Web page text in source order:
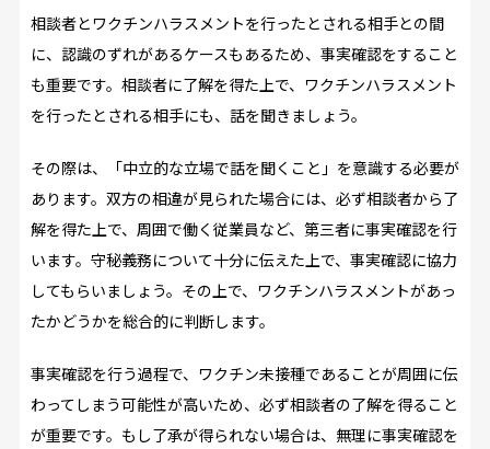
相談者とワクチンハラスメントを行ったとされる相手との間
に、認識のずれがあるケースもあるため、事実確認をすること
も重要です。相談者に了解を得た上で、ワクチンハラスメント
を行ったとされる相手にも、話を聞きましょう。
その際は、「中立的な立場で話を聞くこと」を意識する必要が
あります。双方の相違が見られた場合には、必ず相談者から了
解を得た上で、周囲で働く従業員など、第三者に事実確認を行
います。守秘義務について十分に伝えた上で、事実確認に協力
してもらいましょう。その上で、ワクチンハラスメントがあっ
たかどうかを総合的に判断します。
事実確認を行う過程で、ワクチン未接種であることが周囲に伝
わってしまう可能性が高いため、必ず相談者の了解を得ること
が重要です。もし了承が得られない場合は、無理に事実確認を